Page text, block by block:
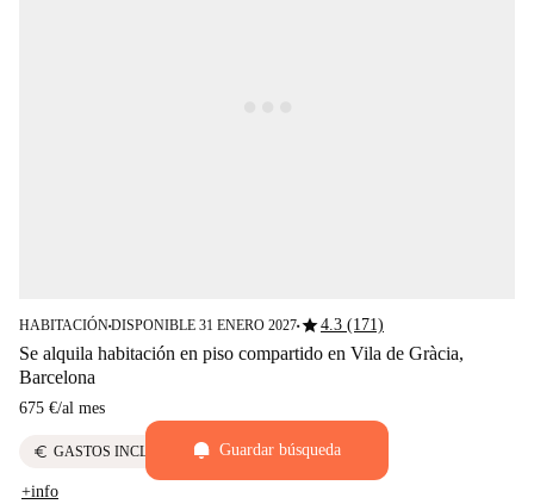
HABITACIÓN■DISPONIBLE 31 ENERO 2027■star4.3 (171)
Se alquila habitación en piso compartido en Vila de Gràcia,
Barcelona
675 €/al mes
euro GASTOS INCLUIDOS
+info
Guardar búsqueda